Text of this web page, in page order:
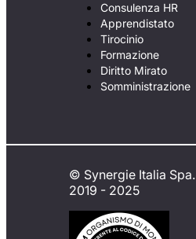
Consulenza HR
Apprendistato
Tirocinio
Formazione
Diritto Mirato
Somministrazione
© Synergie Italia Spa.
2019 - 2025